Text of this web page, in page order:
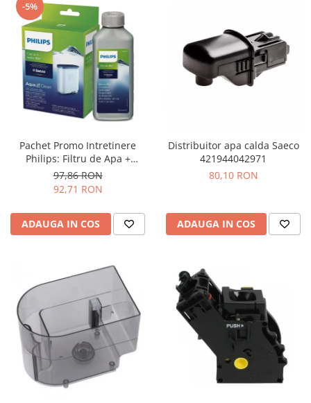
-5%
Pachet Promo Intretinere
Philips: Filtru de Apa +
Decalcifiant 250ml
97,86 RON
92,71 RON
ADAUGA IN COS
Distribuitor apa calda Saeco
421944042971
80,10 RON
ADAUGA IN COS